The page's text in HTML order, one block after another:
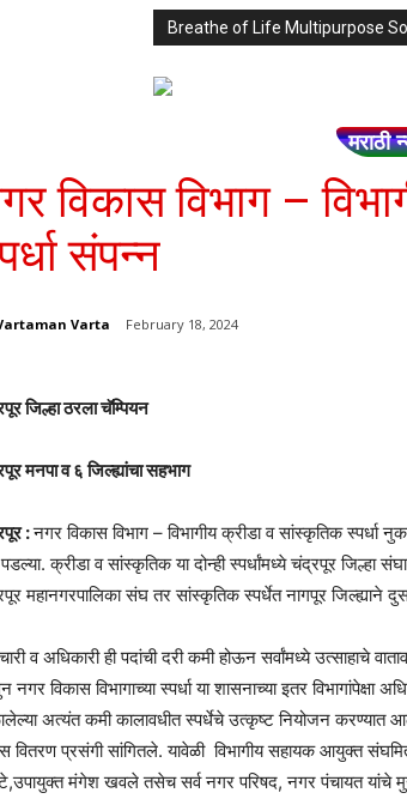
Breathe of Life Multipurpose
मराठी
विकास विभाग –
संपन्न
Varta February 18, 2024
जिल्हा ठरला चॅम्पियन
मनपा व ६ जिल्ह्यांचा सहभाग
:नगर विकास विभाग – विभागीय क्रीडा व सांस्कृतिक स्पर्धा
पडल्या. क्रीडा व सांस्कृतिक या दोन्ही स्पर्धांमध्ये चंद्रपूर जिल्हा
महानगरपालिका संघ तर सांस्कृतिक स्पर्धेत नागपूर जिल्ह्याने
व अधिकारी ही पदांची दरी कमी होऊन सर्वांमध्ये उत्साहाचे
नगर विकास विभागाच्या स्पर्धा या शासनाच्या इतर
अत्यंत कमी कालावधीत स्पर्धेचे उत्कृष्ट नियोजन करण्यात
वितरण प्रसंगी सांगितले. यावेळी विभागीय सहायक आयुक्त
मंगेश खवले तसेच सर्व नगर परिषद, नगर पंचायत यांचे